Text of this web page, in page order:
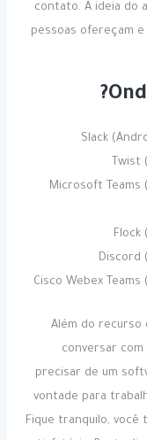
contato. A ideia do
pessoas ofereçam
Slack
Twist
Microsoft Teams
Flock
Discord
Cisco Webex
Além do recurso
conversar com
precisar de um
vontade para
Fique tranquilo, você